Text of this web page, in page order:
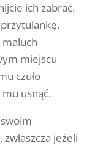
ich zabrać.
maluch
miejscu
czuło
usnąć.
, zwłaszcza jeżeli